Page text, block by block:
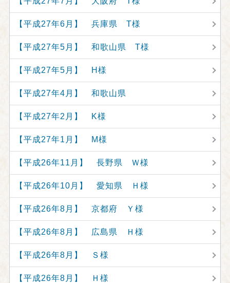
【平成27年6月】 兵庫県 T様
【平成27年5月】 和歌山県 T様
【平成27年5月】 H様
【平成27年4月】 和歌山県
【平成27年2月】 K様
【平成27年1月】 M様
【平成26年11月】 長野県 Ｗ様
【平成26年10月】 愛知県 Ｈ様
【平成26年8月】 京都府 Ｙ様
【平成26年8月】 広島県 Ｈ様
【平成26年8月】 Ｓ様
【平成26年8月】 Ｈ様